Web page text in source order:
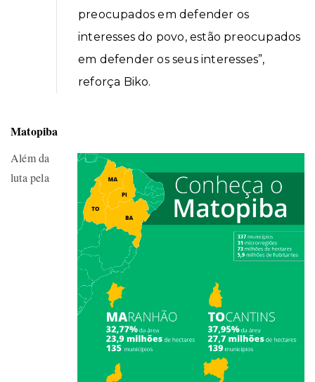
preocupados em defender os
interesses do povo, estão preocupados
em defender os seus interesses”,
reforça Biko.
Matopiba
Além da
luta pela